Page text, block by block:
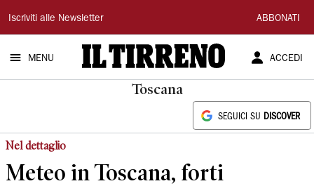
Il
Tirreno
Iscriviti alle Newsletter ABBONATI
MENU ACCEDI
Toscana
SEGUICI SU DISCOVER
Nel dettaglio
Meteo in Toscana, forti